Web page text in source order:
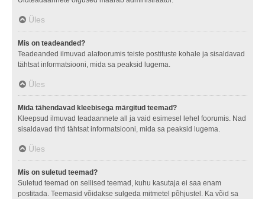
Üles
Mis on teadeanded?
Teadeanded ilmuvad alafoorumis teiste postituste kohale ja sisaldavad
tähtsat informatsiooni, mida sa peaksid lugema.
Üles
Mida tähendavad kleebisega märgitud teemad?
Kleepsud ilmuvad teadaannete all ja vaid esimesel lehel foorumis. Nad
sisaldavad tihti tähtsat informatsiooni, mida sa peaksid lugema.
Üles
Mis on suletud teemad?
Suletud teemad on sellised teemad, kuhu kasutaja ei saa enam
postitada. Teemasid võidakse sulgeda mitmetel põhjustel. Ka võid sa